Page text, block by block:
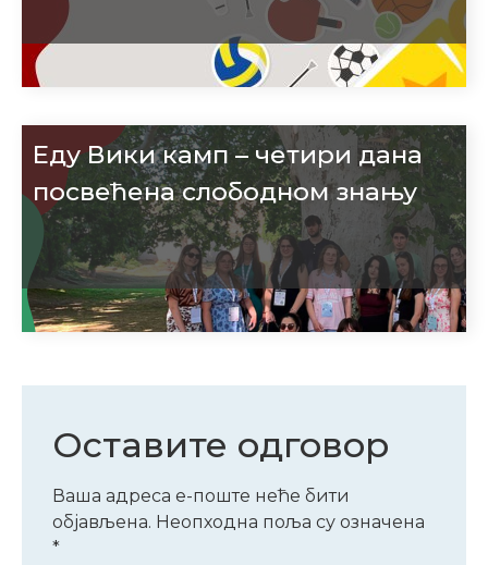
Еду Вики камп – четири дана
посвећена слободном знању
Оставите одговор
Ваша адреса е-поште неће бити
објављена. Неопходна поља су означена
*